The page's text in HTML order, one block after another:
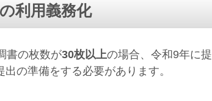
利用義務化
書の枚数が30枚以上の場合、令和9年に
の準備をする必要があります。